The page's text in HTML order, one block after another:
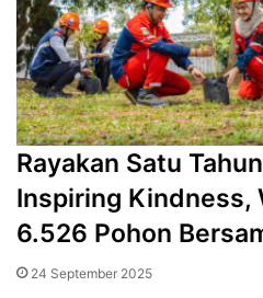
Rayakan Satu
Inspiring Kindness,
6.526 Pohon
24 September 2025